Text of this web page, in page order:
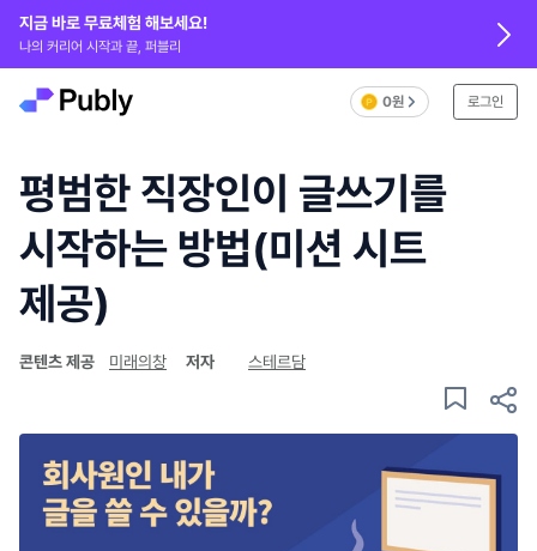
지금 바로 무료체험 해보세요!
나의 커리어 시작과 끝, 퍼블리
0원 로그인
평범한 직장인이 글쓰기를
시작하는 방법(미션 시트
제공)
콘텐츠 제공 미래의창 저자 스테르담